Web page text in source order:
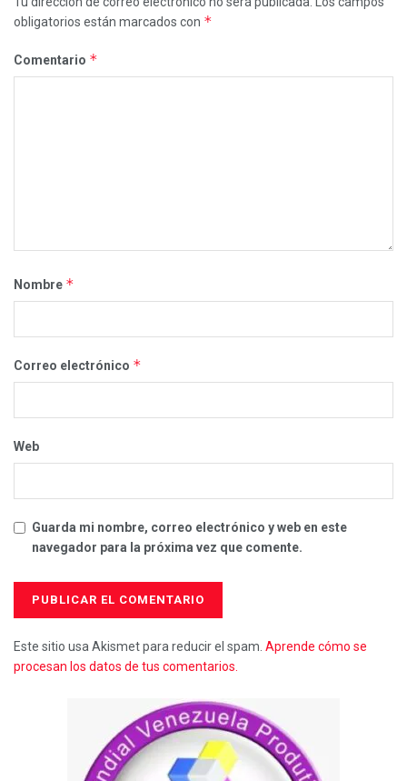
obligatorios están marcados con *
Comentario *
Nombre *
Correo electrónico *
Web
Guarda mi nombre, correo electrónico y web en este
navegador para la próxima vez que comente.
Este sitio usa Akismet para reducir el spam. Aprende cómo se
procesan los datos de tus comentarios.